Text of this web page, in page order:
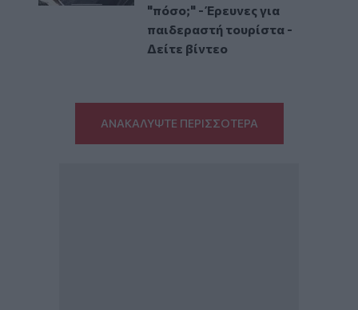
"πόσο;" - Έρευνες για
παιδεραστή τουρίστα -
Δείτε βίντεο
ΑΝΑΚΑΛΥΨΤΕ ΠΕΡΙΣΣΟΤΕΡΑ